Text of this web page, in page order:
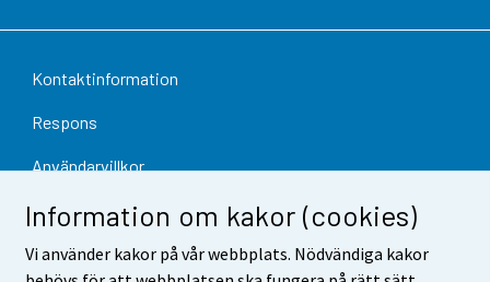
Information om kakor (cookies)
Vi använder kakor på vår webbplats. Nödvändiga kakor
Kontaktinformation
Respons
Användarvillkor
Dataskydd
Tillgänglighet